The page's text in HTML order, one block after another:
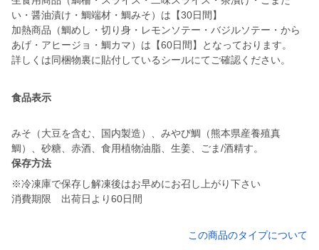
い・醤油漬け・鯛端材・鯛みそ）は【30日間】
加熱商品（鯛めし・切り身・レモンソテー・バジルソテー・から
あげ・アヒージョ・鯛カマ）は【60日間】となっております。
詳しくは同梱物裏に貼付しているシールにてご確認ください。
食品表示
みそ（大豆を含む、国内製造）、みやび鯛（熊本県産養殖真
鯛）、砂糖、赤酒、食用植物油脂、生姜、ごま/酒精す。
保存方法
※冷凍庫で保存し解凍後はお早めにお召し上がり下さい
消費期限 出荷日より60日間
この商品のタイプについて